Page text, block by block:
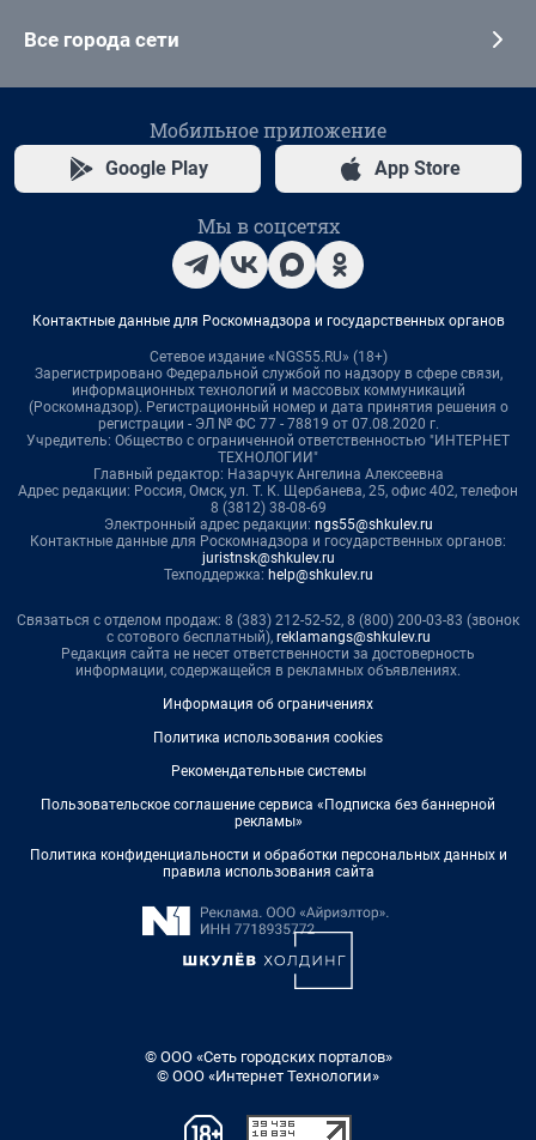
Все города сети
Мобильное приложение
Google Play App Store
Мы в соцсетях
Контактные данные для Роскомнадзора и государственных органов
Сетевое издание «NGS55.RU» (18+)
Зарегистрировано Федеральной службой по надзору в сфере связи,
информационных технологий и массовых коммуникаций
(Роскомнадзор). Регистрационный номер и дата принятия решения о
регистрации - ЭЛ № ФС 77 - 78819 от 07.08.2020 г.
Учредитель: Общество с ограниченной ответственностью "ИНТЕРНЕТ
ТЕХНОЛОГИИ"
Главный редактор: Назарчук Ангелина Алексеевна
Адрес редакции: Россия, Омск, ул. Т. К. Щербанева, 25, офис 402, телефон
8 (3812) 38-08-69
Электронный адрес редакции: ngs55@shkulev.ru
Контактные данные для Роскомнадзора и государственных органов:
juristnsk@shkulev.ru
Техподдержка: help@shkulev.ru
Связаться с отделом продаж: 8 (383) 212-52-52, 8 (800) 200-03-83 (звонок
с сотового бесплатный), reklamangs@shkulev.ru
Редакция сайта не несет ответственности за достоверность
информации, содержащейся в рекламных объявлениях.
Информация об ограничениях
Политика использования cookies
Рекомендательные системы
Пользовательское соглашение сервиса «Подписка без баннерной
рекламы»
Политика конфиденциальности и обработки персональных данных и
правила использования сайта
© ООО «Сеть городских порталов»
© ООО «Интернет Технологии»